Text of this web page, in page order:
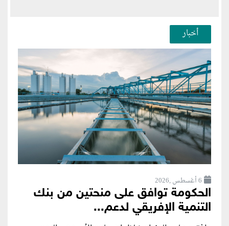
أخبار
6 أغسطس ,2026
الحكومة توافق على منحتين من بنك
التنمية الإفريقي لدعم...